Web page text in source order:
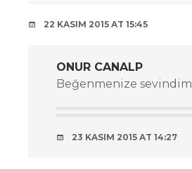
22 KASIM 2015 AT 15:45
ONUR CANALP
Beğenmenize sevindim
23 KASIM 2015 AT 14:27